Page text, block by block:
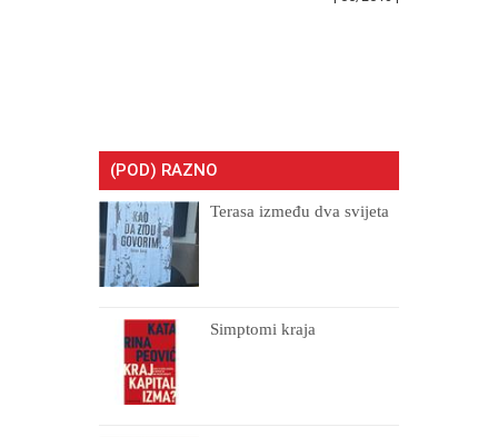
(POD) RAZNO
Terasa između dva svijeta
Simptomi kraja